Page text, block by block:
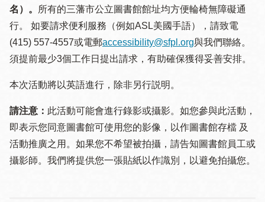
名）。
所有的三藩市公立圖書館館址均方便輪椅無障礙通
行。 如要請求便利服務（例如ASL美國手語），請致電
(415) 557-4557或電郵accessibility@sfpl.org與我們聯絡。
須提 前最少3個工作日提出請求，有助確保獲得妥善安排。
本次活動將以英語進行，除非另行説明。
請注意： 此活動可能會進行錄影或攝影。如您參與此活動，
即表示您同意圖書館可使用您的影像，以作圖書館存檔 及
活動推廣之用。如果您不希望被拍攝，請告知圖書館員工或
攝影師。我們將提供您一張貼紙以作識別，以避免拍攝您。